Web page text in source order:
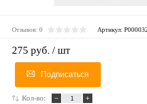
Отзывов: 0 Артикул:
275 руб. / шт
Подписаться
Кол-во: